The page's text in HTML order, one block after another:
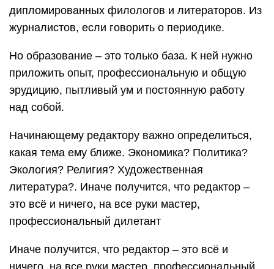
дипломированных филологов и литераторов. Из
журналистов, если говорить о периодике.
Но образование – это только база. К ней нужно
приложить опыт, профессиональную и общую
эрудицию, пытливый ум и постоянную работу
над собой.
Начинающему редактору важно определиться,
какая тема ему ближе. Экономика? Политика?
Экология? Религия? Художественная
литература?. Иначе получится, что редактор –
это всё и ничего, на все руки мастер,
профессиональный дилетант
Иначе получится, что редактор – это всё и
ничего, на все руки мастер, профессиональный